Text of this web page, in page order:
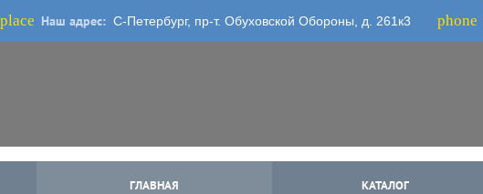
place Наш адрес: С-Петербург, пр-т. Обуховской Обороны, д. 261к3 phone
ГЛАВНАЯ КАТАЛОГ